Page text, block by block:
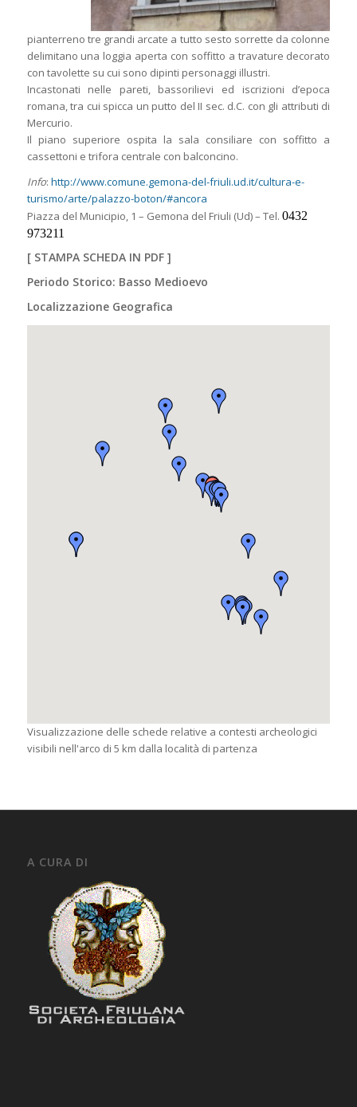
pianterreno tre grandi arcate a tutto sesto sorrette da colonne
delimitano una loggia aperta con soffitto a travature decorato
con tavolette su cui sono dipinti personaggi illustri.
Incastonati nelle pareti, bassorilievi ed iscrizioni d’epoca
romana, tra cui spicca un putto del II sec. d.C. con gli attributi di
Mercurio.
Il piano superiore ospita la sala consiliare con soffitto a
cassettoni e trifora centrale con balconcino.
Info: http://www.comune.gemona-del-friuli.ud.it/cultura-e-
turismo/arte/palazzo-boton/#ancora
Piazza del Municipio, 1 – Gemona del Friuli (Ud) – Tel. 0432
973211
[ STAMPA SCHEDA IN PDF]
Periodo Storico: Basso Medioevo
Localizzazione Geografica
Visualizzazione delle schede relative a contesti archeologici
visibili nell'arco di 5 km dalla località di partenza
A CURA DI